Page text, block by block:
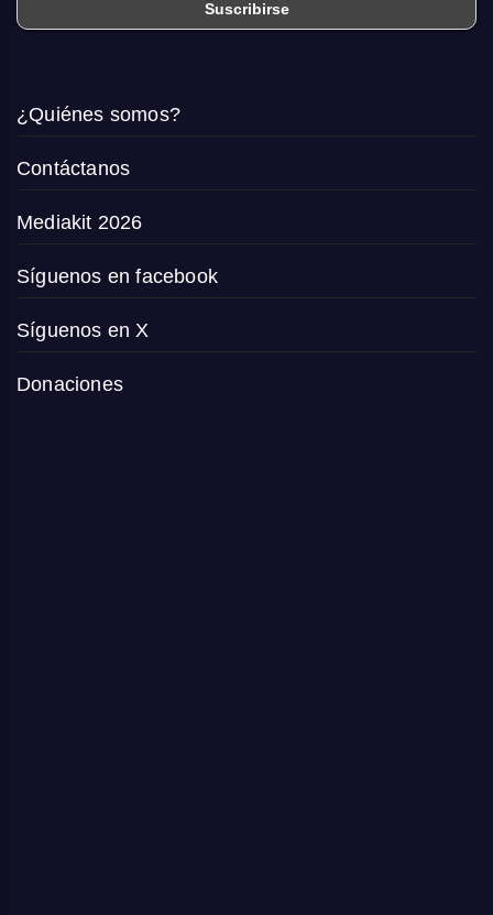
¿Quiénes somos?
Contáctanos
Mediakit 2026
Síguenos en facebook
Síguenos en X
Donaciones